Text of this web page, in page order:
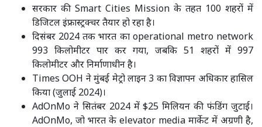
सरकार की Smart Cities Mission के तहत 100 शहरों में
डिजिटल इंफ्रास्ट्रक्चर तैयार हो रहा है।
दिसंबर 2024 तक भारत का operational metro network
993 किलोमीटर पार कर गया, जबकि 51 शहरों में 997
किलोमीटर और निर्माणाधीन है।
Times OOH ने मुंबई मेट्रो लाइन 3 का विज्ञापन अधिकार हासिल
किया (जुलाई 2024)।
AdOnMo ने सितंबर 2024 में $25 मिलियन की फंडिंग जुटाई।
AdOnMo, जो भारत के elevator media मार्केट में अग्रणी है,